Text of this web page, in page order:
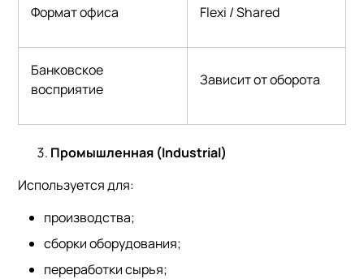
Формат офиса Flexi / Shared
Банковское
восприятие
Зависит от оборота
Промышленная (Industrial)
Используется для:
производства;
сборки оборудования;
переработки сырья;